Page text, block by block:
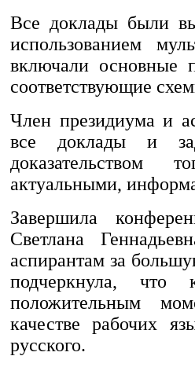
Все доклады были
использованием
включали основные
соответствующие
Член президиума и
все доклады и
доказательством
актуальными,
Завершила
Светлана
аспирантам за
подчеркнула, что
положительным
качестве рабочих
русского.